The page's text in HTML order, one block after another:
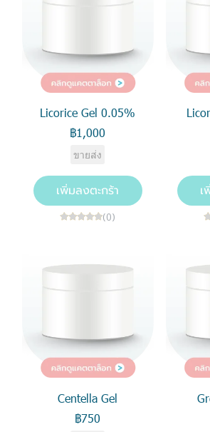
Licorice Gel 0.05%
฿1,000
ขายส่ง
เพิ่มลงตะกร้า
(0)
เ
Centella Gel
฿750